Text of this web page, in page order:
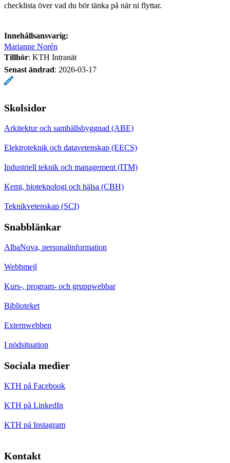
checklista över vad du bör tänka på när ni flyttar.
Innehållsansvarig:
Marianne Norén
Tillhör: KTH Intranät
Senast ändrad: 2026-03-17
Skolsidor
Arkitektur och samhällsbyggnad (ABE)
Elektroteknik och datavetenskap (EECS)
Industriell teknik och management (ITM)
Kemi, bioteknologi och hälsa (CBH)
Teknikvetenskap (SCI)
Snabblänkar
AlbaNova, personalinformation
Webbmejl
Kurs-, program- och gruppwebbar
Biblioteket
Externwebben
I nödsituation
Sociala medier
KTH på Facebook
KTH på LinkedIn
KTH på Instagram
Kontakt